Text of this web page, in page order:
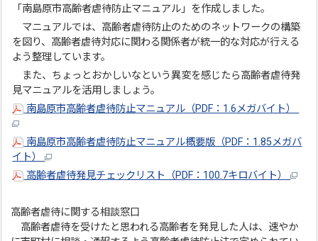
「南島原市高齢者虐待防止マニュアル」を作成しました。
マニュアルでは、高齢者虐待防止のためのネットワークの構築
を図り、高齢者虐待対応に関わる関係者が統一的な対応が行える
よう整理しています。
また、ちょっとおかしいなという異変を感じたら高齢者虐待発
見マニュアルを活用しましょう。
南島原市高齢者虐待防止マニュアル（PDF：1.6メガバイト）
南島原市高齢者虐待防止マニュアル概要版（PDF：1.85メガバ
イト）
高齢者虐待発見チェックリスト（PDF：100.7キロバイト）
高齢者虐待に関する相談窓口
高齢者虐待を受けたと思われる高齢者を発見した人は、速やか